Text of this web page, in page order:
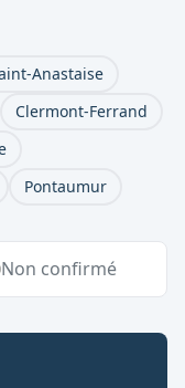
Anastaise
Clermont-Ferrand
Pontaumur
Non confirmé